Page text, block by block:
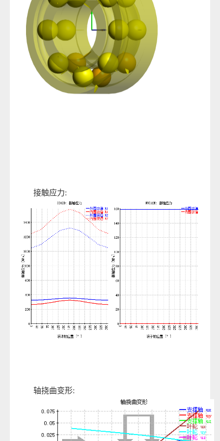
接触应力:
轴挠曲变形: